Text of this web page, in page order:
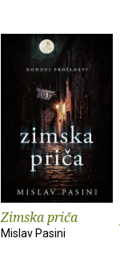
Zimska priča
Mislav Pasini